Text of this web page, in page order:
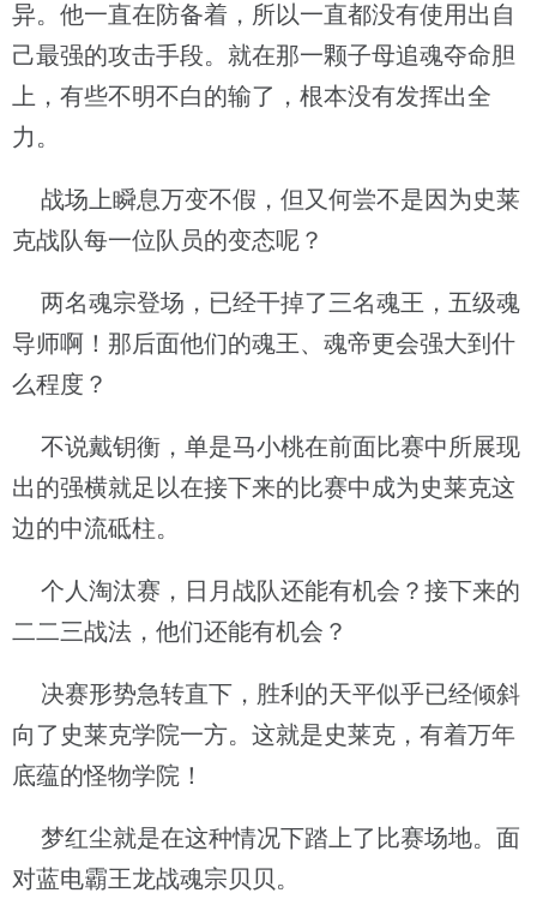
异。他一直在防备着，所以一直都没有使用出自
己最强的攻击手段。就在那一颗子母追魂夺命胆
上，有些不明不白的输了，根本没有发挥出全
力。
战场上瞬息万变不假，但又何尝不是因为史莱
克战队每一位队员的变态呢？
两名魂宗登场，已经干掉了三名魂王，五级魂
导师啊！那后面他们的魂王、魂帝更会强大到什
么程度？
不说戴钥衡，单是马小桃在前面比赛中所展现
出的强横就足以在接下来的比赛中成为史莱克这
边的中流砥柱。
个人淘汰赛，日月战队还能有机会？接下来的
二二三战法，他们还能有机会？
决赛形势急转直下，胜利的天平似乎已经倾斜
向了史莱克学院一方。这就是史莱克，有着万年
底蕴的怪物学院！
梦红尘就是在这种情况下踏上了比赛场地。面
对蓝电霸王龙战魂宗贝贝。